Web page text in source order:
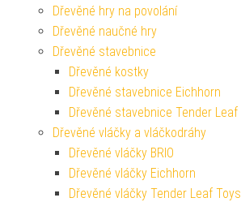
Dřevěné hry na povolání
Dřevěné naučné hry
Dřevěné stavebnice
Dřevěné kostky
Dřevěné stavebnice Eichhorn
Dřevěné stavebnice Tender Leaf
Dřevěné vláčky a vláčkodráhy
Dřevěné vláčky BRIO
Dřevěné vláčky Eichhorn
Dřevěné vláčky Tender Leaf Toys